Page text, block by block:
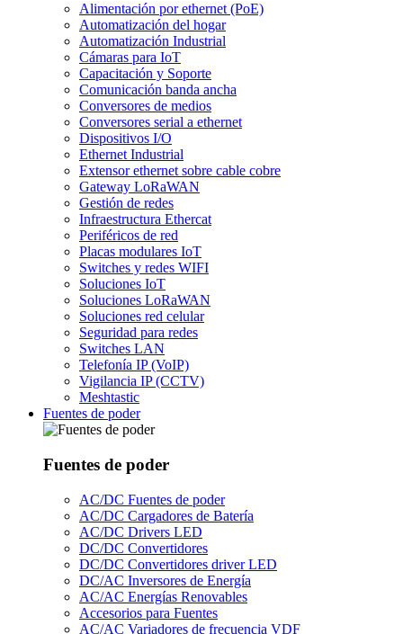
Alimentación por ethernet (PoE)
Automatización del hogar
Automatización Industrial
Cámaras para IoT
Capacitación y Soporte
Comunicación banda ancha
Conversores de medios
Conversores serial a ethernet
Dispositivos I/O
Ethernet Industrial
Extensor ethernet sobre cable cobre
Gateway LoRaWAN
Gestión de redes
Infraestructura Ethercat
Periféricos de red
Placas modulares IoT
Switches y redes WIFI
Soluciones IoT
Soluciones LoRaWAN
Soluciones red celular
Seguridad para redes
Switches LAN
Telefonía IP (VoIP)
Vigilancia IP (CCTV)
Meshtastic
Fuentes de poder
Fuentes de poder
AC/DC Fuentes de poder
AC/DC Cargadores de Batería
AC/DC Drivers LED
DC/DC Convertidores
DC/DC Convertidores driver LED
DC/AC Inversores de Energía
AC/AC Energías Renovables
Accesorios para Fuentes
AC/AC Variadores de frecuencia VDF